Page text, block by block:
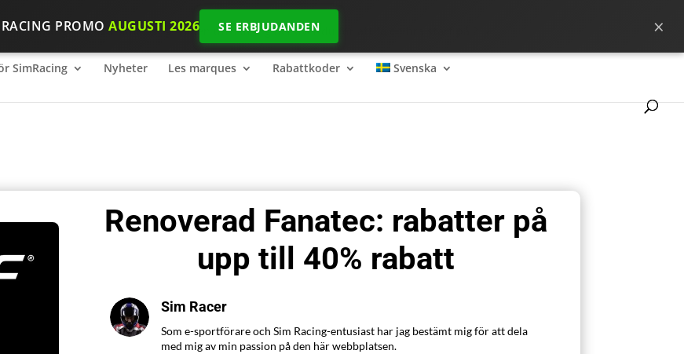
PROMOAUGUSTI 2026 SE ERBJUDANDEN ×
SimRacing 2026 SimRacing: Vilken utrustning behöver du för att få en bra start på ?
SimRacing Nyheter Les marques Rabattkoder Svenska
Renoverad Fanatec: rabatter på
upp till 40% rabatt
Sim Racer
Som e-sportförare och Sim Racing-entusiast har jag bestämt mig för att dela
med mig av min passion på den här webbplatsen.